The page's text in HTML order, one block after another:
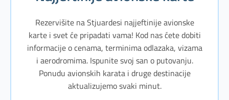
Rezervišite na Stjuardesi najjeftinije avionske
karte i svet će pripadati vama! Kod nas ćete dobiti
informacije o cenama, terminima odlazaka, vizama
i aerodromima. Ispunite svoj san o putovanju.
Ponudu avionskih karata i druge destinacije
aktualizujemo svaki minut.